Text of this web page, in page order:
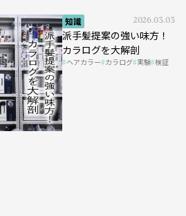
知識 2026.03.03
派手髪提案の強い味方！
カラログを大解剖
ヘアカラー カラログ 実験 検証